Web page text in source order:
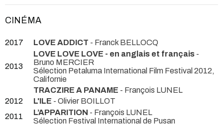
CINÉMA
2017 LOVE ADDICT - Franck BELLOCQ
2013
LOVE LOVE LOVE - en anglais et français -
Bruno MERCIER
Sélection Petaluma International Film Festival 2012,
Californie
TRACZIRE A PANAME - François LUNEL
2012
L'ILE - Olivier BOILLOT
2011
L’APPARITION - François LUNEL
Sélection Festival International de Pusan